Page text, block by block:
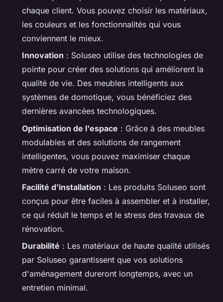
chaque client. Vous pouvez choisir les matériaux,
les couleurs et les fonctionnalités qui vous
conviennent le mieux.
Innovation : Soluseo utilise des technologies de
pointe pour créer des solutions qui améliorent la
qualité de vie. Des meubles intelligents aux
systèmes de domotique, vous bénéficiez des
dernières avancées technologiques.
Optimisation de l'espace : Grâce à des meubles
modulables et des solutions de rangement
intelligentes, vous pouvez maximiser chaque
mètre carré de votre maison.
Facilité d'installation : Les produits Soluseo sont
conçus pour être faciles à assembler et à installer,
ce qui réduit le temps et le stress des travaux de
rénovation.
Durabilité : Les matériaux de haute qualité utilisés
par Soluseo garantissent que vos solutions
d'aménagement dureront longtemps, avec un
entretien minimal.